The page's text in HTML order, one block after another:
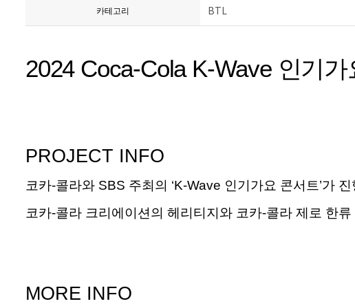
카테고리 BTL
2024 Coca-Cola K-Wave 인기가
PROJECT INFO
코카-콜라와 SBS 주최의 ‘K-Wave 인기가요 콘서트’가 진
코카-콜라 크리에이션의 헤리티지와 코카-콜라 제로 한류
MORE INFO